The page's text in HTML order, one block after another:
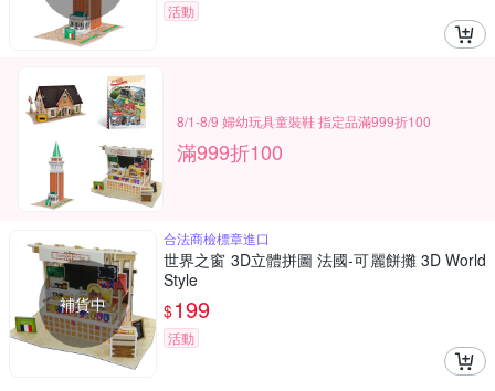
活動
8/1-8/9 婦幼玩具童裝鞋 指定品滿999折100
滿999折100
補貨中
合法商檢標章進口
世界之窗 3D立體拼圖 法國-可麗餅攤 3D World
Style
$199
活動